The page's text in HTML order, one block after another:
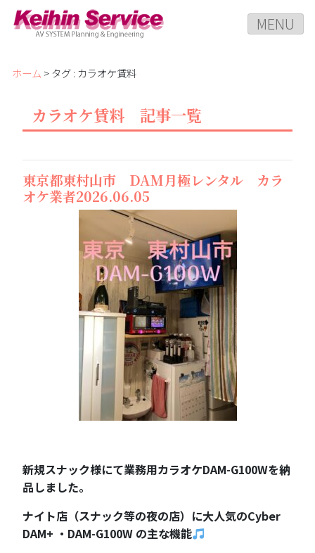
MENU
ホーム > タグ : カラオケ賃料
カラオケ賃料 記事一覧
東京都東村山市 DAM月極レンタル カラ
オケ業者2026.06.05
新規スナック様にて業務用カラオケDAM-G100Wを納
品しました。
ナイト店（スナック等の夜の店）に大人気のCyber
DAM+ ・DAM-G100W の主な機能